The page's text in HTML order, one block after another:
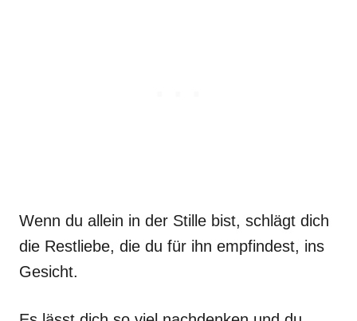
Wenn du allein in der Stille bist, schlägt dich
die Restliebe, die du für ihn empfindest, ins
Gesicht.